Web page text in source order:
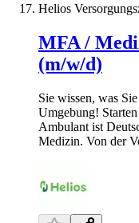
Helios
MFA /
(m/w/d)
Sie wissen, was
Umgebung!
Ambulant ist
Medizin. Von der